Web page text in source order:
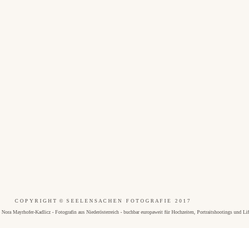
C O P Y R I G H T © S E E L E N S A C H E N F O T O G R A F I E 2 0 1 7
Mayrhofer-Kadlicz - Fotografin aus Niederösterreich - buchbar europaweit für Hochzeiten, Portraitshootings und